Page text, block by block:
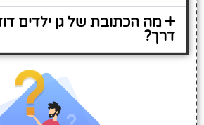
מה הכתובת של גן ילדים
דרך?